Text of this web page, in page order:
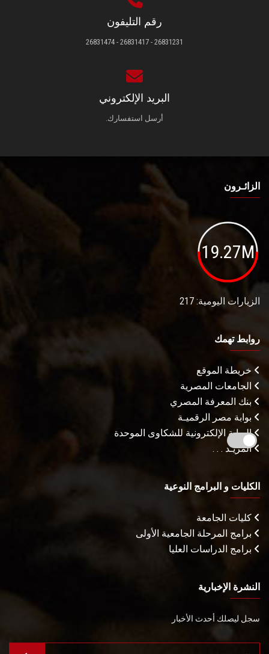
رقم التليفون
26831231 - 26831417 - 26831474
البريد الإلكتروني
أرسل استفسارك.
الزائـرون
19.27M
الزيارات اليومية: 217
روابط تهمك
خريطة الموقع
الجامعات المصرية
بنك المعرفة المصري
بوابة مصر الرقميـة
البوابة الإلكترونية للشكاوى الموحدة
المزيـد . . .
الكليات و البرامج النوعية
كليات الجامعة
برامج المرحلة الجامعية الأولى
برامج الدراسات العليا
النشرة الإخبارية
سجل ليصلك أحدث الأخبار